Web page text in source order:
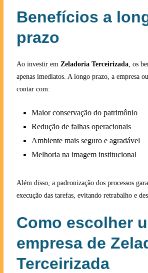
Benefícios a
prazo
Ao investir em Zeladoria Terceirizada, os
apenas imediatos. A longo prazo, a empresa
contar com:
Maior conservação do patrimônio
Redução de falhas operacionais
Ambiente mais seguro e agradável
Melhoria na imagem institucional
Além disso, a padronização dos processos
execução das tarefas, evitando retrabalho e
Como escolher
empresa de
Terceirizada